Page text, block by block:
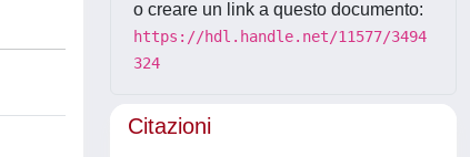
o creare un link a questo documento:
https://hdl.handle.net/11577/3494
324
Citazioni